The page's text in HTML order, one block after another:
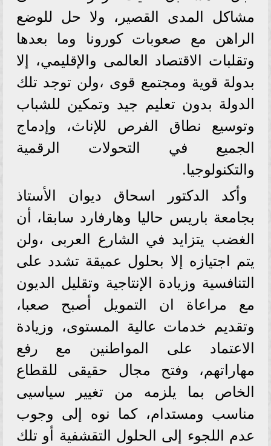
مشاكل المدى القصير، ولا حل للوضع
الراهن مع صعوبات كورونا وما بعدها
وتقلبات الاقتصاد العالمى والإقليمي، إلا
بدولة قوية ومجتمع قوى ،ولن توجد تلك
الدولة بدون تعليم جيد وتمكين للشباب
وتوسيع نطاق الفرص للإناث، وإدماج
الجميع في التحولات الرقمية
والتكنولوجيا.
وأكد الدكتور اسحاق ديوان الأستاذ
بجامعة باريس حاليا وهارفارد سابقا، أن
الغضب يتزايد في الشارع العربى ،ولن
يتم اجتيازه إلا بحلول عميقة تشدد على
التنافسية وزيادة الإنتاجية وتقليل الديون
مع مراعاة ان التمويل أصبح صعبا،
وتقديم خدمات عالية المستوى، وزيادة
الاعتماد على المواطنين مع رفع
مهاراتهم، وفتح مجال حقيقى للقطاع
الخاص بما يلزمه من تغيير سياسيى
مناسب ومستدام، كما نوه إلى وجوب
عدم اللجوء إلى الحلول التقشفية أو تلك